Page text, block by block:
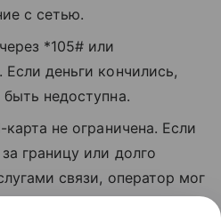
с сетью.
*105# или
деньги кончились,
недоступна.
карта не ограничена. Если
границу или долго
связи, оператор мог